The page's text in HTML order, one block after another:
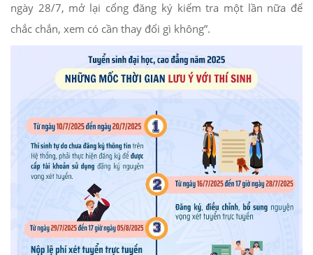
ngày 28/7, mở lại cổng đăng ký kiểm tra một lần nữa để
chắc chắn, xem có cần thay đổi gì không”.